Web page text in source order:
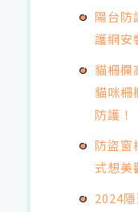
陽台防
護網安
貓柵欄
貓咪柵
防護！
防盜窗
式想美
2024